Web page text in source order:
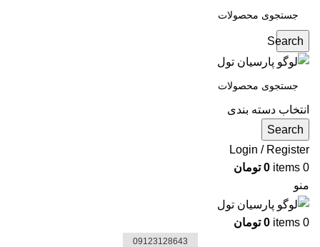
Search
انتخاب دسته بندی
Search
Login / Register
0
items
0 تومان
منو
0
items
0 تومان
09123128643